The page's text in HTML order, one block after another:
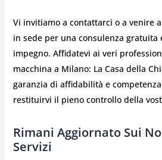
Vi invitiamo a contattarci o a venire
in sede per una consulenza gratuita
impegno. Affidatevi ai veri
macchina a Milano: La Casa della
garanzia di affidabilità e
restituirvi il pieno controllo della
Rimani Aggiornato Sui
Servizi